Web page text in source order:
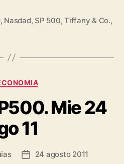
, Nasdad, SP 500,Tiffany & Co.,
Categorías
Mie 24
11
Fecha24 agosto 2011